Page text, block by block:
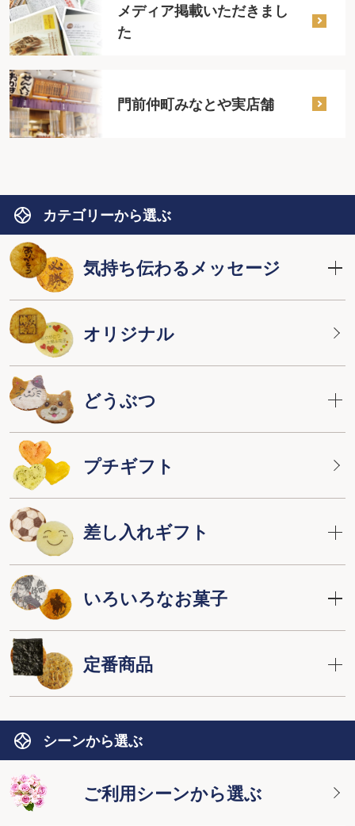
メディア掲載いただきまし
た
門前仲町みなとや実店舗
カテゴリーから選ぶ
気持ち伝わるメッセージ
オリジナル
どうぶつ
プチギフト
差し入れギフト
いろいろなお菓子
定番商品
シーンから選ぶ
ご利用シーンから選ぶ